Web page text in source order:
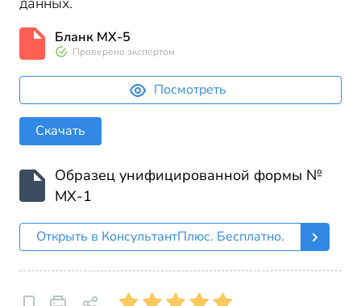
Бланк МХ-5
Проверено экспертом
Посмотреть
Скачать
Образец унифицированной формы №
МХ-1
Открыть в КонсультантПлюс. Бесплатно.